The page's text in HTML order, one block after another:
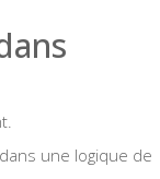
une logique de